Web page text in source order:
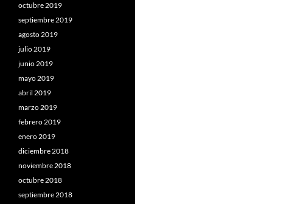
octubre 2019
septiembre 2019
agosto 2019
julio 2019
junio 2019
mayo 2019
abril 2019
marzo 2019
febrero 2019
enero 2019
diciembre 2018
noviembre 2018
octubre 2018
septiembre 2018